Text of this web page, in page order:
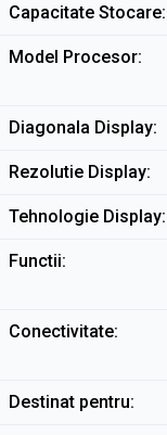
Capacitate Stocare
Model Procesor
Diagonala Display
Rezolutie Display
Tehnologie Display
Functii
Conectivitate
Destinat pentru